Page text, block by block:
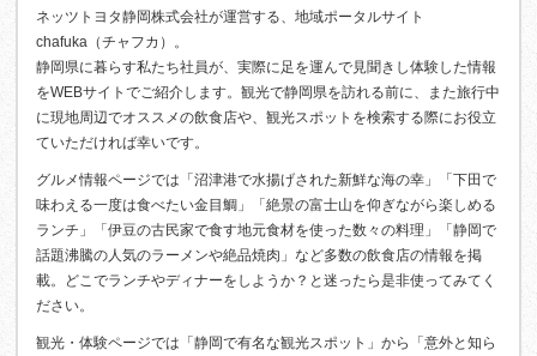
ネッツトヨタ静岡株式会社が運営する、地域ポータルサイト
chafuka（チャフカ）。
静岡県に暮らす私たち社員が、実際に足を運んで見聞きし体験した情報
をWEBサイトでご紹介します。観光で静岡県を訪れる前に、また旅行中
に現地周辺でオススメの飲食店や、観光スポットを検索する際にお役立
ていただければ幸いです。
グルメ情報ページでは「沼津港で水揚げされた新鮮な海の幸」「下田で
味わえる一度は食べたい金目鯛」「絶景の富士山を仰ぎながら楽しめる
ランチ」「伊豆の古民家で食す地元食材を使った数々の料理」「静岡で
話題沸騰の人気のラーメンや絶品焼肉」など多数の飲食店の情報を掲
載。どこでランチやディナーをしようか？と迷ったら是非使ってみてく
ださい。
観光・体験ページでは「静岡で有名な観光スポット」から「意外と知ら